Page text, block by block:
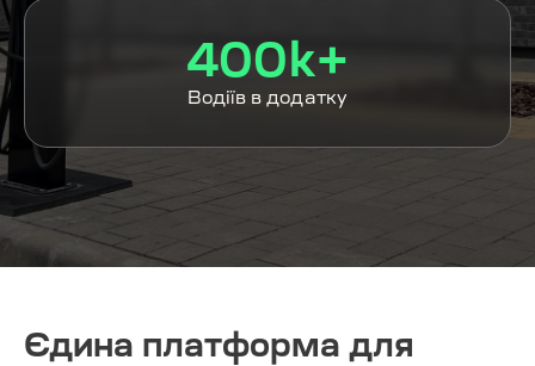
400k+
Водіїв в додатку
Єдина платформа для